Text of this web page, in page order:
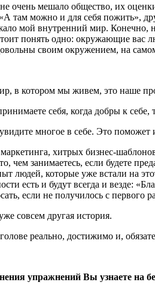
мешало общество, их
там можно и для себя пожить»,
мой внутренний мир. Конечно,
понять одно: окружающие вас
своим окружением, на
в котором мы живем, это наше
себя, когда добры к
многое в себе. Это
хитрых бизнес-
чем занимаетесь, если будете
людей, которые уже встали на
есть и будут всегда и везде:
если не получилось с первого
совсем другая история.
реально, достижимо и,
упражнений Вы узнаете на